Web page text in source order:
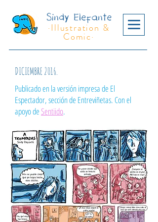
Sindy Elefante
·Illustration &
Comic·
DICIEMBRE 2016.
Publicado en la versión impresa de El
Espectador, sección de Entreviñetas. Con el
apoyo deSentiido.